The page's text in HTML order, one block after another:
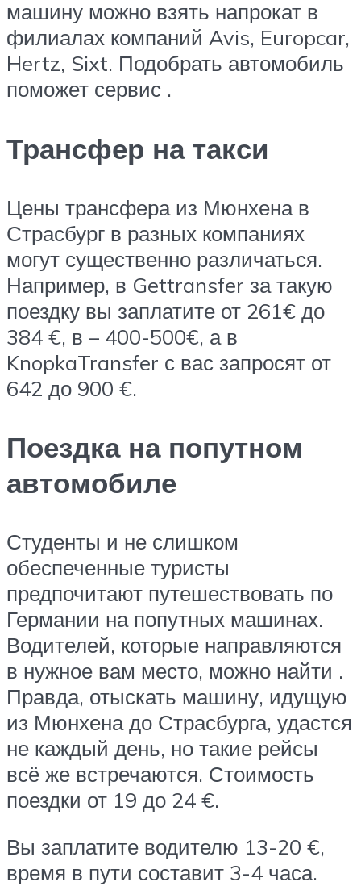
машину можно взять напрокат в
филиалах компаний Avis, Europcar,
Hertz, Sixt. Подобрать автомобиль
поможет сервис .
Трансфер на такси
Цены трансфера из Мюнхена в
Страсбург в разных компаниях
могут существенно различаться.
Например, в Gettransfer за такую
поездку вы заплатите от 261€ до
384 €, в – 400-500€, а в
KnopkaTransfer с вас запросят от
642 до 900 €.
Поездка на попутном
автомобиле
Студенты и не слишком
обеспеченные туристы
предпочитают путешествовать по
Германии на попутных машинах.
Водителей, которые направляются
в нужное вам место, можно найти .
Правда, отыскать машину, идущую
из Мюнхена до Страсбурга, удастся
не каждый день, но такие рейсы
всё же встречаются. Стоимость
поездки от 19 до 24 €.
Вы заплатите водителю 13-20 €,
время в пути составит 3-4 часа.